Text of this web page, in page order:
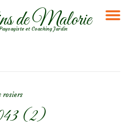
de Malorie
et Coaching Jardin
rosiers
(2)